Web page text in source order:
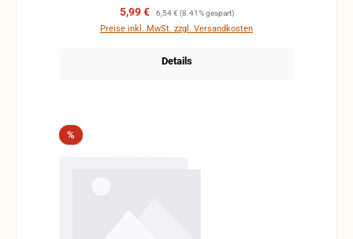
Verkaufspreis:
5,99 € Regulärer Preis:
6,54 € (8.41% gespart)
Preise inkl. MwSt. zzgl. Versandkosten
Details
%Rabatt